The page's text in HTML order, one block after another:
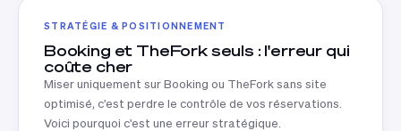
STRATÉGIE & POSITIONNEMENT
Booking et TheFork seuls : l'erreur qui
coûte cher
Miser uniquement sur Booking ou TheFork sans site
optimisé, c'est perdre le contrôle de vos réservations.
Voici pourquoi c'est une erreur stratégique.